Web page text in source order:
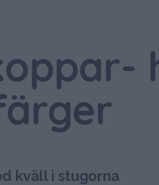
kväll i stugorna